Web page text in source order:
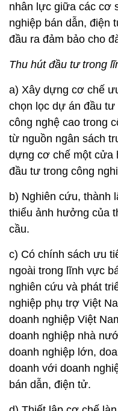
nhân lực giữa các cơ
nghiệp bán dẫn, điện
đầu ra đảm bảo cho
Thu hút đầu tư trong
a) Xây dựng cơ chế
chọn lọc dự án đầu
công nghệ cao trong
từ nguồn ngân sách
dựng cơ chế một cửa
đầu tư trong công
b) Nghiên cứu, thành
thiểu ảnh hưởng của
cầu.
c) Có chính sách ưu
ngoài trong lĩnh vực
nghiên cứu và phát
nghiệp phụ trợ Việt
doanh nghiệp Việt
doanh nghiệp nhà
doanh nghiệp lớn,
doanh với doanh
bán dẫn, điện tử.